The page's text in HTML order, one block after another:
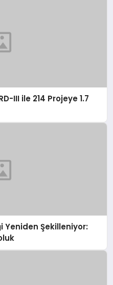
III ile 214 Projeye 1.7
Yeniden Şekilleniyor: